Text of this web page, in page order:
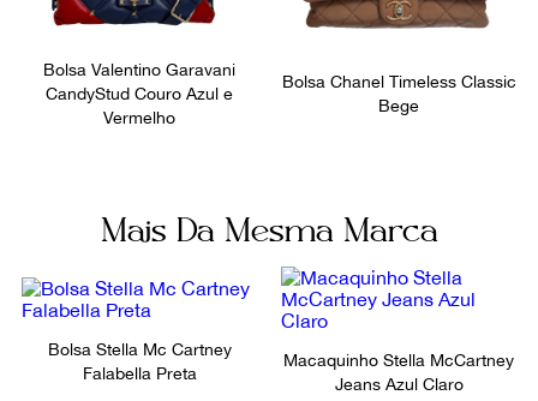
Bolsa Valentino Garavani
CandyStud Couro Azul e
Vermelho
Bolsa Chanel Timeless Classic
Bege
Mais Da Mesma Marca
Bolsa Stella Mc Cartney
Falabella Preta
Macaquinho Stella McCartney
Jeans Azul Claro